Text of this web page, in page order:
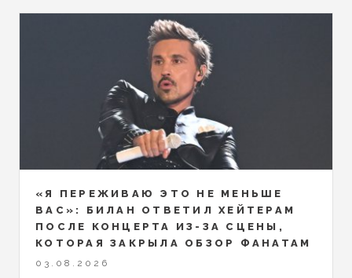
«Я ПЕРЕЖИВАЮ ЭТО НЕ МЕНЬШЕ
ВАС»: БИЛАН ОТВЕТИЛ ХЕЙТЕРАМ
ПОСЛЕ КОНЦЕРТА ИЗ-ЗА СЦЕНЫ,
КОТОРАЯ ЗАКРЫЛА ОБЗОР ФАНАТАМ
03.08.2026